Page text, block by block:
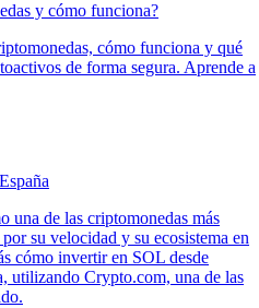
y cómo funciona?
cómo funciona y qué
de forma segura. Aprende a
una de las criptomonedas más
su velocidad y su ecosistema en
cómo invertir en SOL desde
utilizando Crypto.com, una de las